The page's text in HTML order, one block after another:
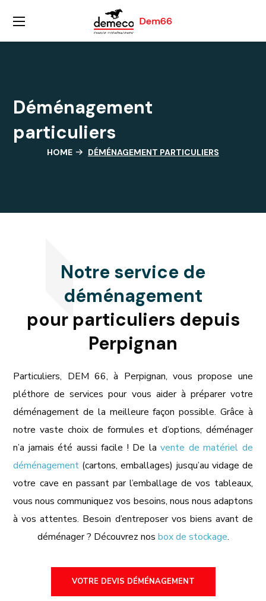
Déménagement
particuliers
HOME DÉMÉNAGEMENT PARTICULIERS
Notre service de
déménagement
pour particuliers depuis
Perpignan
Particuliers, DEM 66, à Perpignan, vous propose une
pléthore de services pour vous aider à préparer votre
déménagement de la meilleure façon possible. Grâce à
notre vaste choix de formules et d’options, déménager
n’a jamais été aussi facile ! De lavente de matériel de
déménagement (cartons, emballages) jusqu’au vidage de
votre cave en passant par l’emballage de vos tableaux,
vous nous communiquez vos besoins, nous nous adaptons
à vos attentes. Besoin d’entreposer vos biens avant de
déménager ? Découvrez nos box de stockage.
VOTRE DEVIS DÉMÉNAGEMENT